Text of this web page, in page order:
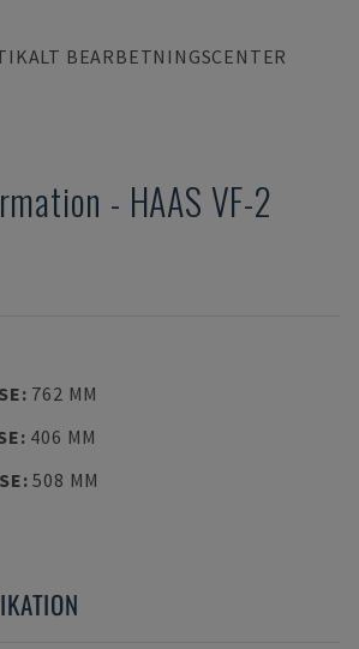
BEARBETNINGSCENTER
- HAAS VF-2
: 762 MM
: 406 MM
:508 MM